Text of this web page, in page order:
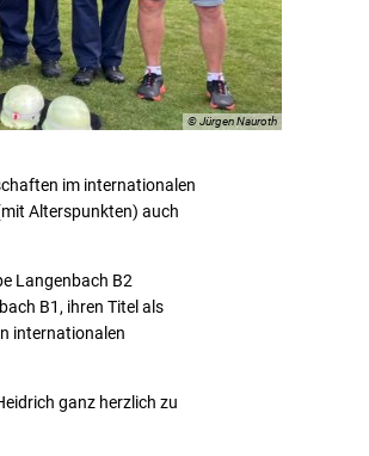
© Jürgen Nauroth
im internationalen
Alterspunkten) auch
Langenbach B2
B1, ihren Titel als
internationalen
ganz herzlich zu